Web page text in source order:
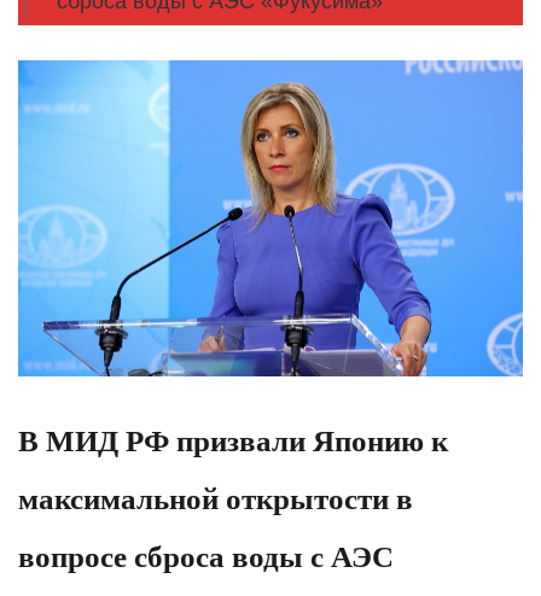
В МИД РФ призвали Японию к
максимальной открытости в
вопросе сброса воды с АЭС